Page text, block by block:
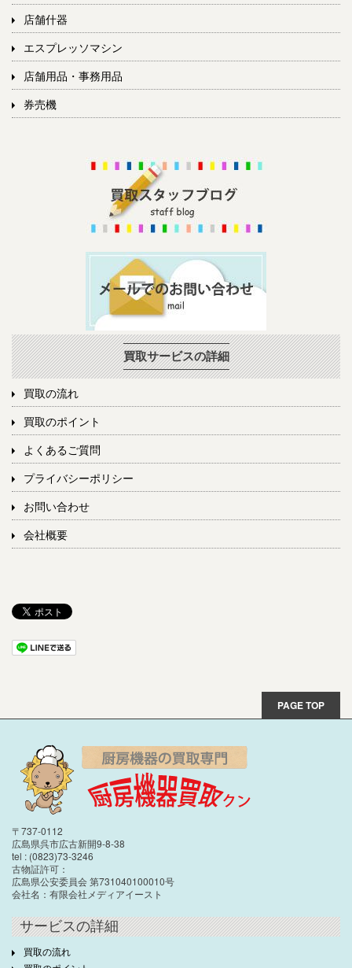
店舗什器
エスプレッソマシン
店舗用品・事務用品
券売機
買取サービスの詳細
買取の流れ
買取のポイント
よくあるご質問
プライバシーポリシー
お問い合わせ
会社概要
PAGE TOP
〒737-0112
広島県呉市広古新開9-8-38
tel : (0823)73-3246
古物証許可：
広島県公安委員会 第731040100010号
会社名：有限会社メディアイースト
サービスの詳細
買取の流れ